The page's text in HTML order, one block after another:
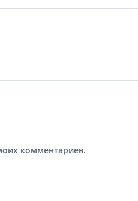
комментариев.